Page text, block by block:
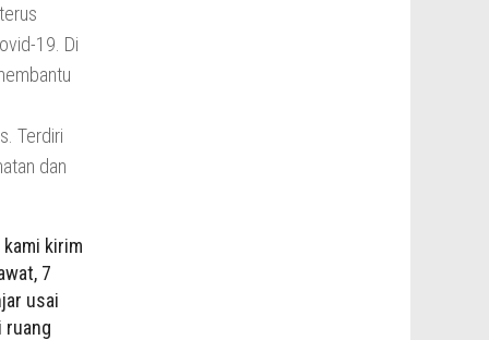
19. Di
Terdiri
dan
kami kirim
7
usai
ruang